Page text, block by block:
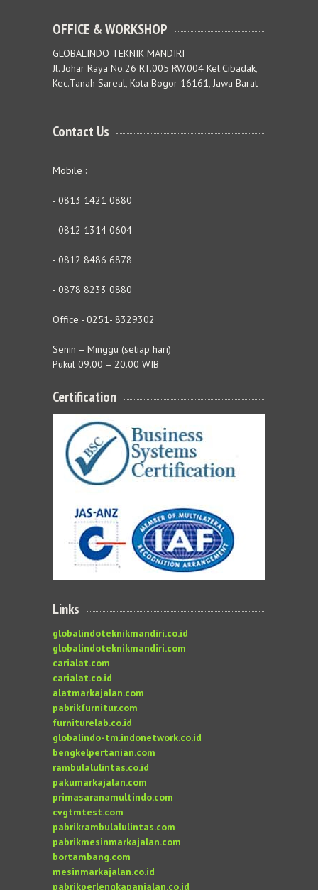
OFFICE & WORKSHOP
GLOBALINDO TEKNIK MANDIRI
Jl. Johar Raya No.26 RT.005 RW.004 Kel.Cibadak,
Kec.Tanah Sareal, Kota Bogor 16161, Jawa Barat
Contact Us
Mobile :
- 0813 1421 0880
- 0812 1314 0604
- 0812 8486 6878
- 0878 8233 0880
Office - 0251- 8329302
Senin – Minggu (setiap hari)
Pukul 09.00 – 20.00 WIB
Certification
Links
globalindoteknikmandiri.co.id
globalindoteknikmandiri.com
carialat.com
carialat.co.id
alatmarkajalan.com
pabrikfurnitur.com
furniturelab.co.id
globalindo-tm.indonetwork.co.id
bengkelpertanian.com
rambulalulintas.co.id
pakumarkajalan.com
primasaranamultindo.com
cvgtmtest.com
pabrikrambulalulintas.com
pabrikmesinmarkajalan.com
bortambang.com
mesinmarkajalan.co.id
pabrikperlengkapanjalan.co.id